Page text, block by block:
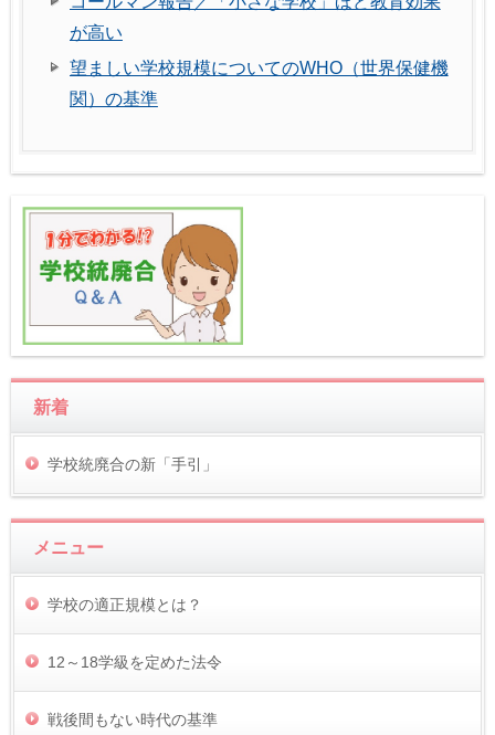
が高い
望ましい学校規模についてのWHO（世界保健機
関）の基準
新着
学校統廃合の新「手引」
メニュー
学校の適正規模とは？
12～18学級を定めた法令
戦後間もない時代の基準